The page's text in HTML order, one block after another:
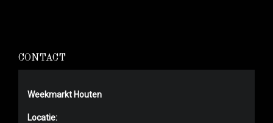
CONTACT
Weekmarkt Houten
Locatie: